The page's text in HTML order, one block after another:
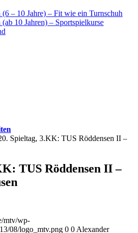
– 10 Jahre) – Fit wie ein Turnschuh
10 Jahren) – Sportspielkurse
Spieltag, 3.KK: TUS Röddensen II –
TUS Röddensen II –
mtv/wp-
08/logo_mtv.png 0 0 Alexander